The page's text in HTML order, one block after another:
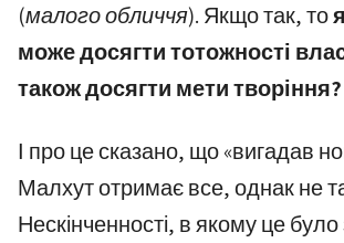
(малого обличчя). Якщо так, то
може досягти тотожності
також досягти мети творіння?
І про це сказано, що «вигадав
Малхут отримає все, однак не
Нескінченності, в якому це